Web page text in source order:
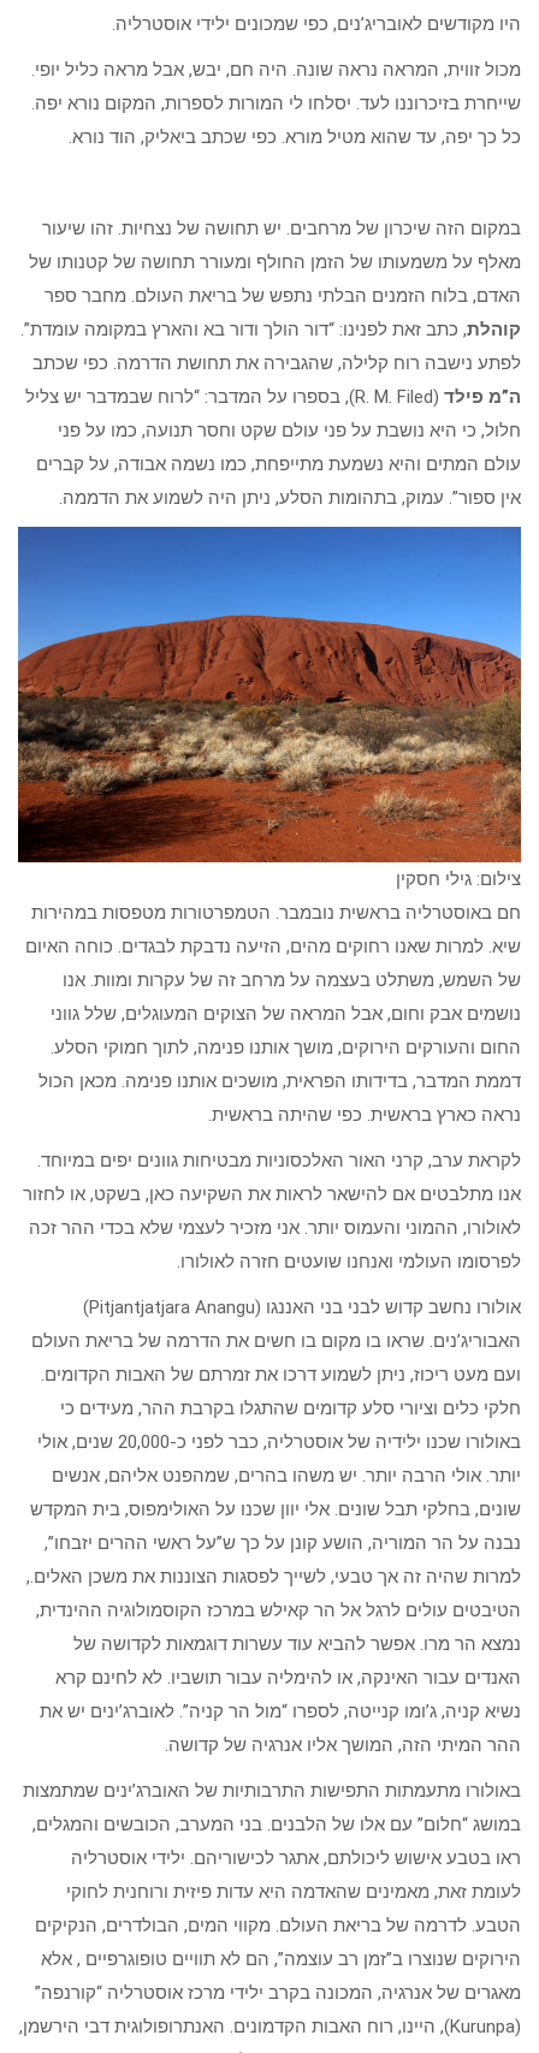
היו מקודשים לאובריג’נים, כפי שמכונים ילידי אוסטרליה.
מכול זווית, המראה נראה שונה. היה חם, יבש, אבל מראה כליל יופי.
שייחרת בזיכרוננו לעד. יסלחו לי המורות לספרות, המקום נורא יפה.
כל כך יפה, עד שהוא מטיל מורא. כפי שכתב ביאליק, הוד נורא.
במקום הזה שיכרון של מרחבים. יש תחושה של נצחיות. זהו שיעור
מאלף על משמעותו של הזמן החולף ומעורר תחושה של קטנותו של
האדם, בלוח הזמנים הבלתי נתפש של בריאת העולם. מחבר ספר
קוהלת, כתב זאת לפנינו: “דור הולך ודור בא והארץ במקומה עומדת”.
לפתע נישבה רוח קלילה, שהגבירה את תחושת הדרמה. כפי שכתב
ה”מ פילד
(R. M. Filed), בספרו על המדבר: “לרוח שבמדבר יש צליל
חלול, כי היא נושבת על פני עולם שקט וחסר תנועה, כמו על פני
עולם המתים והיא נשמעת מתייפחת, כמו נשמה אבודה, על קברים
אין ספור”. עמוק, בתהומות הסלע, ניתן היה לשמוע את הדממה.
צילום: גילי חסקין
חם באוסטרליה בראשית נובמבר. הטמפרטורות מטפסות במהירות
שיא. למרות שאנו רחוקים מהים, הזיעה נדבקת לבגדים. כוחה האיום
של השמש, משתלט בעצמה על מרחב זה של עקרות ומוות. אנו
נושמים אבק וחום, אבל המראה של הצוקים המעוגלים, שלל גווני
החום והעורקים הירוקים, מושך אותנו פנימה, לתוך חמוקי הסלע.
דממת המדבר, בדידותו הפראית, מושכים אותנו פנימה. מכאן הכול
נראה כארץ בראשית. כפי שהיתה בראשית.
לקראת ערב, קרני האור האלכסוניות מבטיחות גוונים יפים במיוחד.
אנו מתלבטים אם להישאר לראות את השקיעה כאן, בשקט, או לחזור
לאולורו, ההמוני והעמוס יותר. אני מזכיר לעצמי שלא בכדי ההר זכה
לפרסומו העולמי ואנחנו שועטים חזרה לאולורו.
אולורו נחשב קדוש לבני בני האננגו (Pitjantjatjara Anangu)
האבוריג’נים. שראו בו מקום בו חשים את הדרמה של בריאת העולם
ועם מעט ריכוז, ניתן לשמוע דרכו את זמרתם של האבות הקדומים.
חלקי כלים וציורי סלע קדומים שהתגלו בקרבת ההר, מעידים כי
באולורו שכנו ילידיה של אוסטרליה, כבר לפני כ-20,000 שנים, אולי
יותר. אולי הרבה יותר. יש משהו בהרים, שמהפנט אליהם, אנשים
שונים, בחלקי תבל שונים. אלי יוון שכנו על האולימפוס, בית המקדש
נבנה על הר המוריה, הושע קונן על כך ש”על ראשי ההרים יזבחו”,
למרות שהיה זה אך טבעי, לשייך לפסגות הצוננות את משכן האלים.,
הטיבטים עולים לרגל אל הר קאילש במרכז הקוסמולוגיה ההינדית,
נמצא הר מרו. אפשר להביא עוד עשרות דוגמאות לקדושה של
האנדים עבור האינקה, או להימליה עבור תושביו. לא לחינם קרא
נשיא קניה, ג’ומו קנייטה, לספרו “מול הר קניה”. לאוברג’ינים יש את
ההר המיתי הזה, המושך אליו אנרגיה של קדושה.
באולורו מתעמתות התפישות התרבותיות של האוברג’ינים שמתמצות
במושג “חלום” עם אלו של הלבנים. בני המערב, הכובשים והמגלים,
ראו בטבע אישוש ליכולתם, אתגר לכישוריהם. ילידי אוסטרליה
לעומת זאת, מאמינים שהאדמה היא עדות פיזית ורוחנית לחוקי
הטבע. לדרמה של בריאת העולם. מקווי המים, הבולדרים, הנקיקים
הירוקים שנוצרו ב”זמן רב עוצמה”, הם לא תוויים טופוגרפיים , אלא
מאגרים של אנרגיה, המכונה בקרב ילידי מרכז אוסטרליה “קורנפה”
(Kurunpa), היינו, רוח האבות הקדמונים. האנתרופולוגית דבי הירשמן,